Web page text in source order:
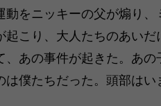
をニッキーの父が煽り、
こり、大人たちのあいだ
あの事件が起きた。あの
僕たちだった。頭部はい